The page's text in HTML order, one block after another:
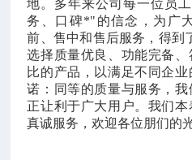
地。多年来公司每一位员
务、口碑*"的信念，为广
前、售中和售后服务，得到
选择质量优良、功能完备
比的产品，以满足不同企
诺：同等的质量与服务，
正让利于广大用户。我们本
真诚服务，欢迎各位朋们的